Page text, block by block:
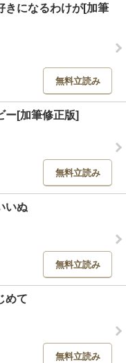
きになるわけが[加筆
無料立読み
ー[加筆修正版]
無料立読み
いぬ
無料立読み
めて
無料立読み